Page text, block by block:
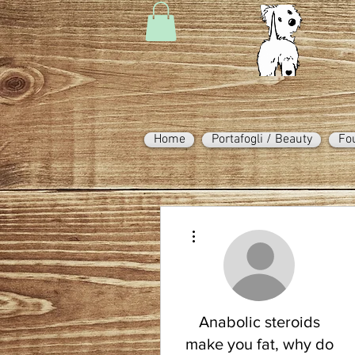
Home Portafogli / Beauty
Anabolic steroids
make you fat, why do